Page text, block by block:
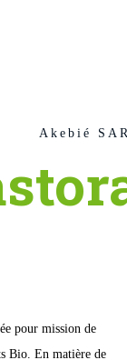
Akebié
pour mission de
Bio. En matière de